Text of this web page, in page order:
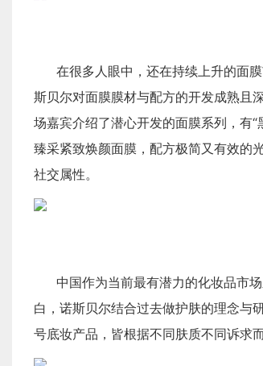
在很多人眼中，还在持续上升的面
斯贝尔对面膜膜材与配方的开发成熟且
场嘉宾介绍了潜心开发的面膜系列，有
臻采紧致焕颜面膜，配方极简又有效的
社交属性。
中国作为当前最有潜力的化妆品市
白，诺斯贝尔结合过去做护肤的理念与
号底妆产品，皆根据不同肤质不同诉求